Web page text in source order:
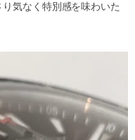
気なく特別感を味わいた